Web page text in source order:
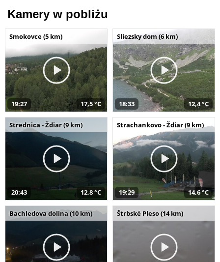
Kamery w pobliżu
Smokovce (5 km)
19:27 17,5 °C
Sliezsky dom (6 km)
18:33 12,4 °C
Strednica - Ždiar (9 km)
20:43 12,8 °C
Strachankovo - Ždiar (9 km)
19:29 14,6 °C
Bachledova dolina (10 km) Štrbské Pleso (14 km)